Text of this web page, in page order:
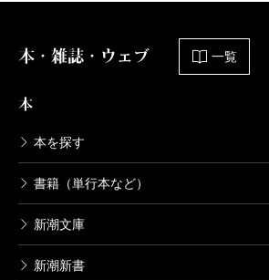
本・雑誌・ウェブ 一覧
本
本を探す
書籍（単行本など）
新潮文庫
新潮新書